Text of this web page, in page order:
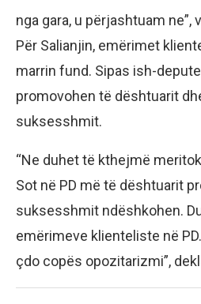
nga gara, u përjashtuam ne”,
Për Salianjin, emërimet
marrin fund. Sipas ish-
promovohen të dështuarit
suksesshmit.
“Ne duhet të kthejmë
Sot në PD më të dështuarit
suksesshmit ndëshkohen.
emërimeve klienteliste në
çdo copës opozitarizmi”,